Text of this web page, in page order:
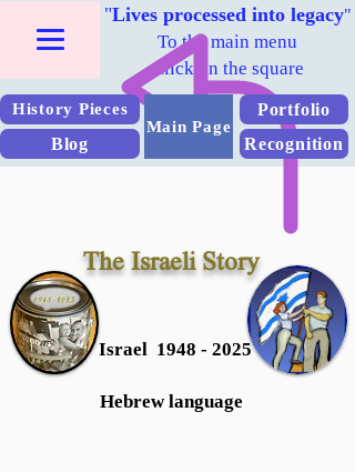
"Lives processed into legacy"
To the main menu
Click on the square
History Pieces
Blog
Main Page
Portfolio
Recognition
The Israeli Story
Israel 1948 - 2025
Hebrew language